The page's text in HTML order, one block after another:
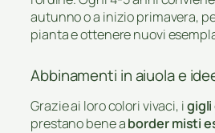
autunno o a inizio primavera,
pianta e ottenere nuovi
Abbinamenti in aiuola e
Grazie ai loro colori vivaci, igigli
prestano bene aborder misti